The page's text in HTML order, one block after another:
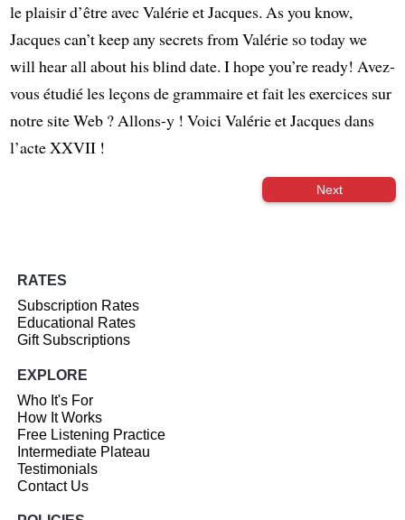
le plaisir d’être avec Valérie et Jacques. As you know,
Jacques can’t keep any secrets from Valérie so today we
will hear all about his blind date. I hope you’re ready! Avez-
vous étudié les leçons de grammaire et fait les exercices sur
notre site Web ? Allons-y ! Voici Valérie et Jacques dans
l’acte XXVII !
Next
RATES
Subscription Rates
Educational Rates
Gift Subscriptions
EXPLORE
Who It's For
How It Works
Free Listening Practice
Intermediate Plateau
Testimonials
Contact Us